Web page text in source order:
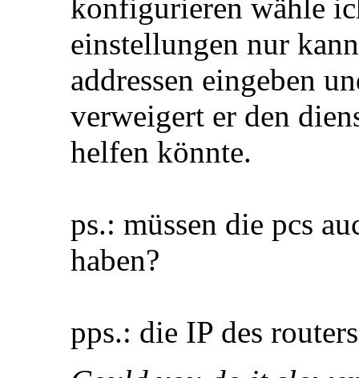
konfigurieren wähle
einstellungen nur
addressen eingeben
verweigert er den
helfen könnte.
ps.: müssen die pcs
haben?
pps.: die IP des